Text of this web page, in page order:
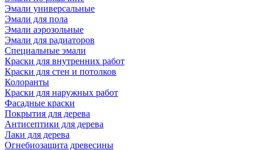
Эмали универсальные
Эмали для пола
Эмали аэрозольные
Эмали для радиаторов
Специальные эмали
Краски для внутренних работ
Краски для стен и потолков
Колоранты
Краски для наружных работ
Фасадные краски
Покрытия для дерева
Антисептики для дерева
Лаки для дерева
Огнебиозащита древесины